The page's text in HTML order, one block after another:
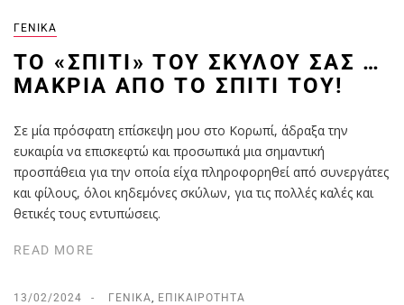
ΓΕΝΙΚΆ
TO «ΣΠΊΤΙ» ΤΟΥ ΣΚΎΛΟΥ ΣΑΣ …
ΜΑΚΡΙΆ ΑΠΌ ΤΟ ΣΠΊΤΙ ΤΟΥ!
Σε μία πρόσφατη επίσκεψη μου στο Κορωπί, άδραξα την
ευκαιρία να επισκεφτώ και προσωπικά μια σημαντική
προσπάθεια για την οποία είχα πληροφορηθεί από συνεργάτες
και φίλους, όλοι κηδεμόνες σκύλων, για τις πολλές καλές και
θετικές τους εντυπώσεις.
READ MORE
13/02/2024 ΓΕΝΙΚΆ, ΕΠΙΚΑΙΡΌΤΗΤΑ